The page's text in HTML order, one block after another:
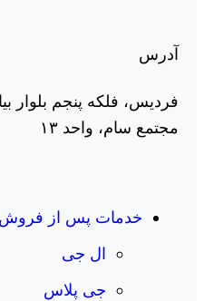
آدرس
فردیس، فلکه پنجم بلوار
مجتمع سام، واحد ۱۳
خدمات پس از فروش
ال جی
جی پلاس